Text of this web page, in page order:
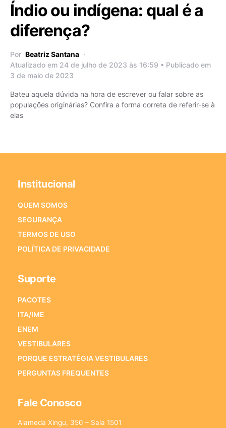
Índio ou indígena: qual é a
diferença?
Por Beatriz Santana
Atualizado em 24 de julho de 2023 às 16:59 • Publicado em
3 de maio de 2023
Bateu aquela dúvida na hora de escrever ou falar sobre as
populações originárias? Confira a forma correta de referir-se à
elas
Institucional
QUEM SOMOS
SEGURANÇA
TERMOS DE USO
POLÍTICA DE PRIVACIDADE
Suporte
PACOTES
ITA/IME
ENEM
VESTIBULARES
PORQUE ESTRATÉGIA VESTIBULARES
PERGUNTAS FREQUENTES
Fale Conosco
Alameda Xingu, 350 – Sala 1501